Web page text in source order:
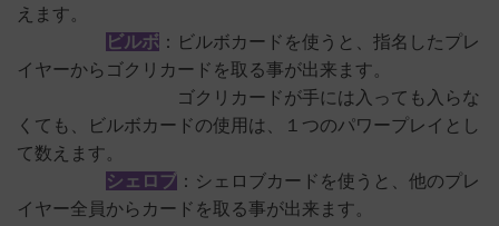
えます。
ビルボ ：ビルボカードを使うと、指名したプレ
イヤーからゴクリカードを取る事が出来ます。
ゴクリカードが手には入っても入らな
くても、ビルボカードの使用は、１つのパワープレイとし
て数えます。
シェロブ ：シェロブカードを使うと、他のプレ
イヤー全員からカードを取る事が出来ます。